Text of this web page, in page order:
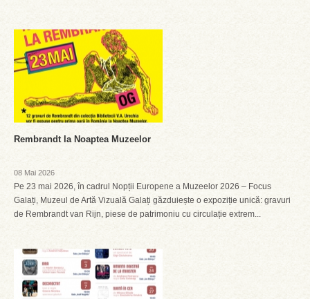
Rembrandt la Noaptea Muzeelor
08 Mai 2026
Pe 23 mai 2026, în cadrul Nopții Europene a Muzeelor 2026 – Focus
Galați, Muzeul de Artă Vizuală Galați găzduiește o expoziție unică: gravuri
de Rembrandt van Rijn, piese de patrimoniu cu circulație extrem...